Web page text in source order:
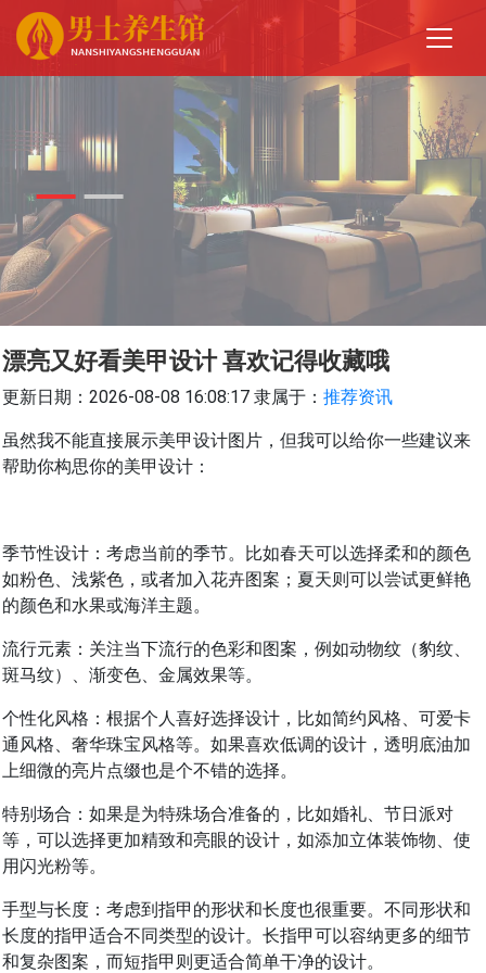
漂亮又好看美甲设计 喜欢记得收藏哦
更新日期：2026-08-08 16:08:17隶属于：推荐资讯
虽然我不能直接展示美甲设计图片，但我可以给你一些建议来
帮助你构思你的美甲设计：
季节性设计：考虑当前的季节。比如春天可以选择柔和的颜色
如粉色、浅紫色，或者加入花卉图案；夏天则可以尝试更鲜艳
的颜色和水果或海洋主题。
流行元素：关注当下流行的色彩和图案，例如动物纹（豹纹、
斑马纹）、渐变色、金属效果等。
个性化风格：根据个人喜好选择设计，比如简约风格、可爱卡
通风格、奢华珠宝风格等。如果喜欢低调的设计，透明底油加
上细微的亮片点缀也是个不错的选择。
特别场合：如果是为特殊场合准备的，比如婚礼、节日派对
等，可以选择更加精致和亮眼的设计，如添加立体装饰物、使
用闪光粉等。
手型与长度：考虑到指甲的形状和长度也很重要。不同形状和
长度的指甲适合不同类型的设计。长指甲可以容纳更多的细节
和复杂图案，而短指甲则更适合简单干净的设计。